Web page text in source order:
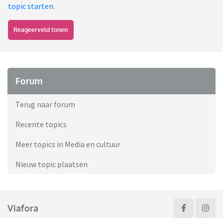
topic starten.
Reageerveld tonen
Forum
Terug naar forum
Recente topics
Meer topics in Media en cultuur
Nieuw topic plaatsen
Viafora